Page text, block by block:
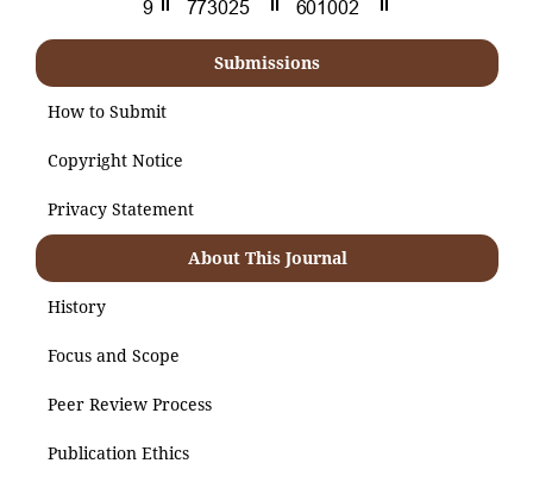
Submissions
How to Submit
Copyright Notice
Privacy Statement
About This Journal
History
Focus and Scope
Peer Review Process
Publication Ethics